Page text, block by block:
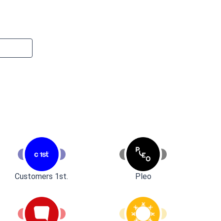
Customers 1st. Pleo